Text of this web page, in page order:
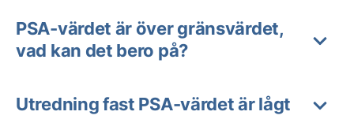
PSA-värdet är över gränsvärdet,
vad kan det bero på?
Utredning fast PSA-värdet är lågt